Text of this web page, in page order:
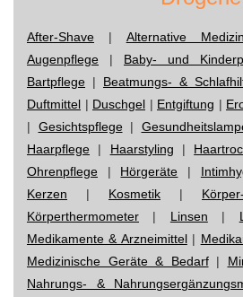
After-Shave | Alternative Medizin
Augenpflege | Baby- und
Bartpflege | Beatmungs- &
Duftmittel | Duschgel | Entgiftung |
| Gesichtspflege|
Haarpflege | Haarstyling |
Ohrenpflege | Hörgeräte |
Kerzen | Kosmetik |
Körperthermometer | Linsen |
Medikamente & Arzneimittel|
Medizinische Geräte & Bedarf|
Nahrungs- &